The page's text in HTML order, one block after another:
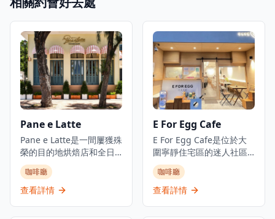
Pane e Latte
Pane e Latte是一間屢獲殊
榮的目的地烘焙店和全日
餐廳，位於赤柱海岸。這
間由Pirata Group經營的
優雅意式咖啡廳，設計感
咖啡廳
查看詳情
E For Egg Cafe
E For Egg Cafe是位於大
圍寧靜住宅區的迷人社區
咖啡廳，提供舒適的用餐
體驗，主打創意雞蛋料理
和西式美食。這間寵物友
咖啡廳
查看詳情